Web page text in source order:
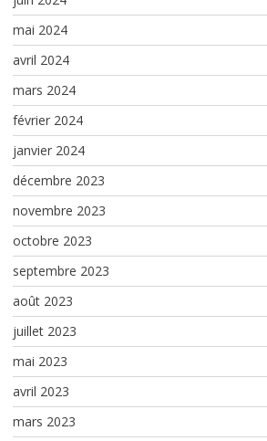
mai 2024
avril 2024
mars 2024
février 2024
janvier 2024
décembre 2023
novembre 2023
octobre 2023
septembre 2023
août 2023
juillet 2023
mai 2023
avril 2023
mars 2023